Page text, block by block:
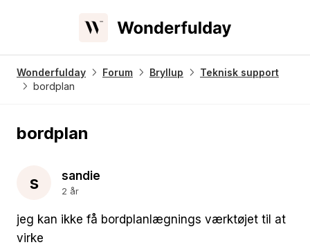
Wonderfulday Forum Bryllup
Teknisk support
bordplan
bordplan
s sandie
2 år
jeg kan ikke få bordplanlægnings værktøjet til at
virke